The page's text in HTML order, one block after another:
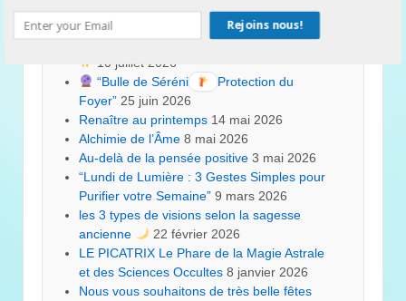
juillet 2026
Le secret pour un sommeil protégé…
10 juillet 2026
“Bulle de Sérénité et Protection du
Foyer” 25 juin 2026
Renaître au printemps 14 mai 2026
Alchimie de l’Âme 8 mai 2026
Au-delà de la pensée positive 3 mai 2026
“Lundi de Lumière : 3 Gestes Simples pour
Purifier votre Semaine” 9 mars 2026
les 3 types de visions selon la sagesse
ancienne
22 février 2026
LE PICATRIX Le Phare de la Magie Astrale
et des Sciences Occultes 8 janvier 2026
Nous vous souhaitons de très belle fêtes
Rejoins nous!